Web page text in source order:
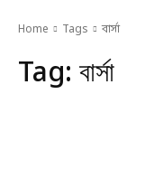
Home Tags বার্সা
Tag: বার্সা